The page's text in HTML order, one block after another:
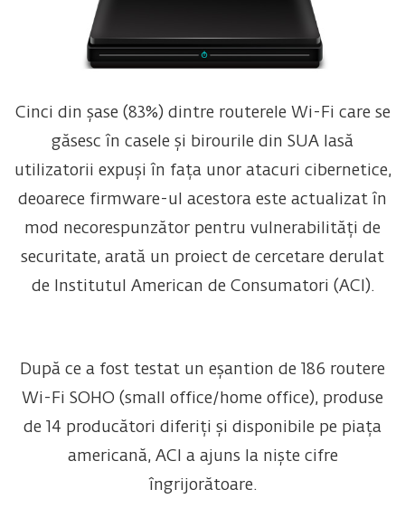
Cinci din șase (83%) dintre routerele Wi-Fi care se
găsesc în casele și birourile din SUA lasă
utilizatorii expuși în fața unor atacuri cibernetice,
deoarece firmware-ul acestora este actualizat în
mod necorespunzător pentru vulnerabilități de
securitate, arată un proiect de cercetare derulat
de Institutul American de Consumatori (ACI).
După ce a fost testat un eșantion de 186 routere
Wi-Fi SOHO (small office/home office), produse
de 14 producători diferiți și disponibile pe piața
americană, ACI a ajuns la niște cifre
îngrijorătoare.